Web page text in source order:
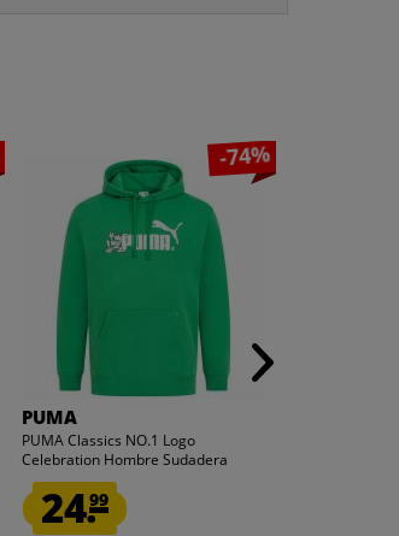
-74%
PUMA
PUMA Classics NO.1 Logo
Celebration Hombre Sudadera
con...
24.99